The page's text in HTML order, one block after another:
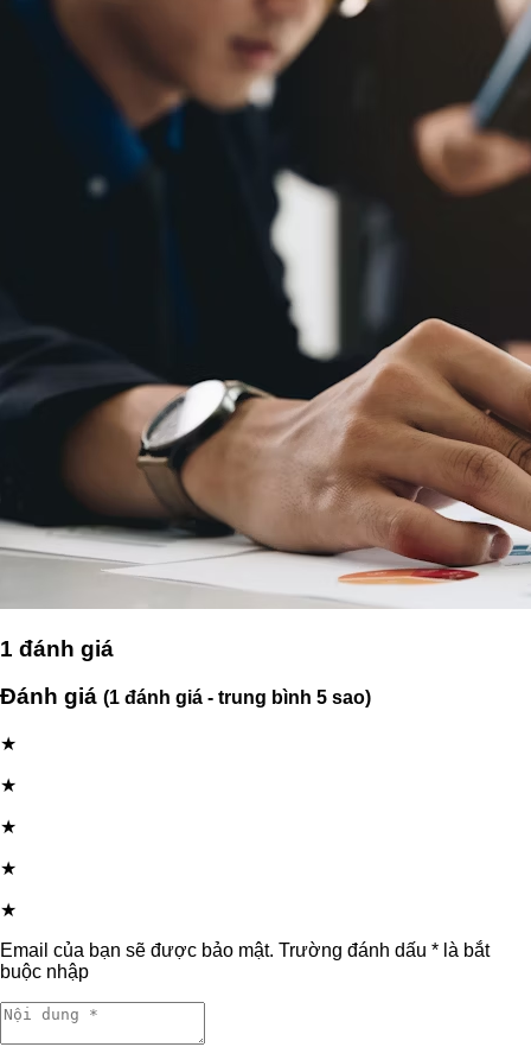
1 đánh giá
Đánh giá (1 đánh giá - trung bình 5 sao)
★
★
★
★
★
Email của bạn sẽ được bảo mật. Trường đánh dấu * là bắt
buộc nhập